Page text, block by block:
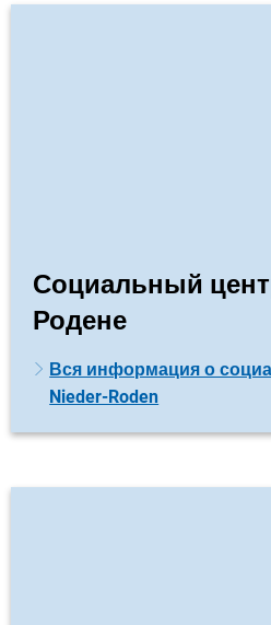
Социальный
Родене
Вся информация о
Nieder-Roden